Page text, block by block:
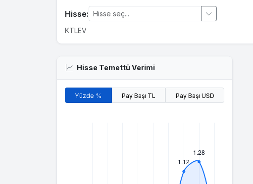
Hisse:
KTLEV
Hisse Temettü Verimi
Yüzde % Pay Başı TL Pay Başı USD